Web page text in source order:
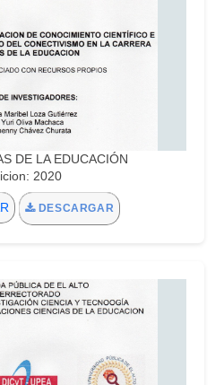
DE LA EDUCACIÓN
2020
DESCARGAR